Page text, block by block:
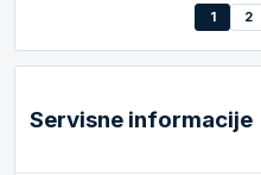
1 2
Servisne informacije